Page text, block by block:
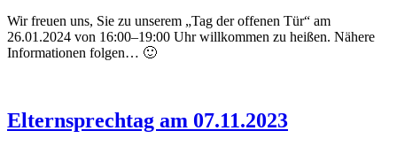
Wir freu­en uns, Sie zu unse­rem „Tag der offe­nen Tür“ am
26.01.2024 von 16:00–19:00 Uhr will­kom­men zu hei­ßen. Nähe­re
Infor­ma­tio­nen folgen… 🙂
Elternsprechtag am 07.11.2023